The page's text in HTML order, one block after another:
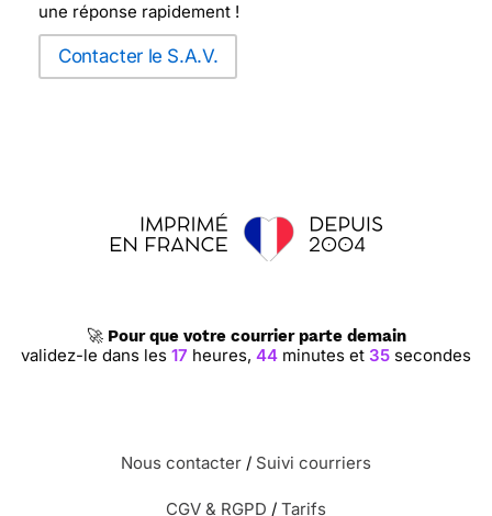
une réponse rapidement !
Contacter le S.A.V.
🚀 Pour que votre courrier parte demain
validez-le dans les 17 heures, 44minutes et 34 secondes
Nous contacter / Suivi courriers
CGV & RGPD / Tarifs